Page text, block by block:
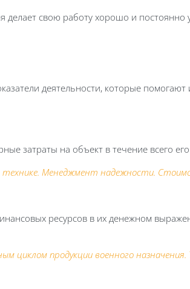
делает свою работу хорошо и постоянно
деятельности, которые помогают
затраты на объект в течение всего
Менеджмент надежности.
ресурсов в их денежном
циклом продукции военного